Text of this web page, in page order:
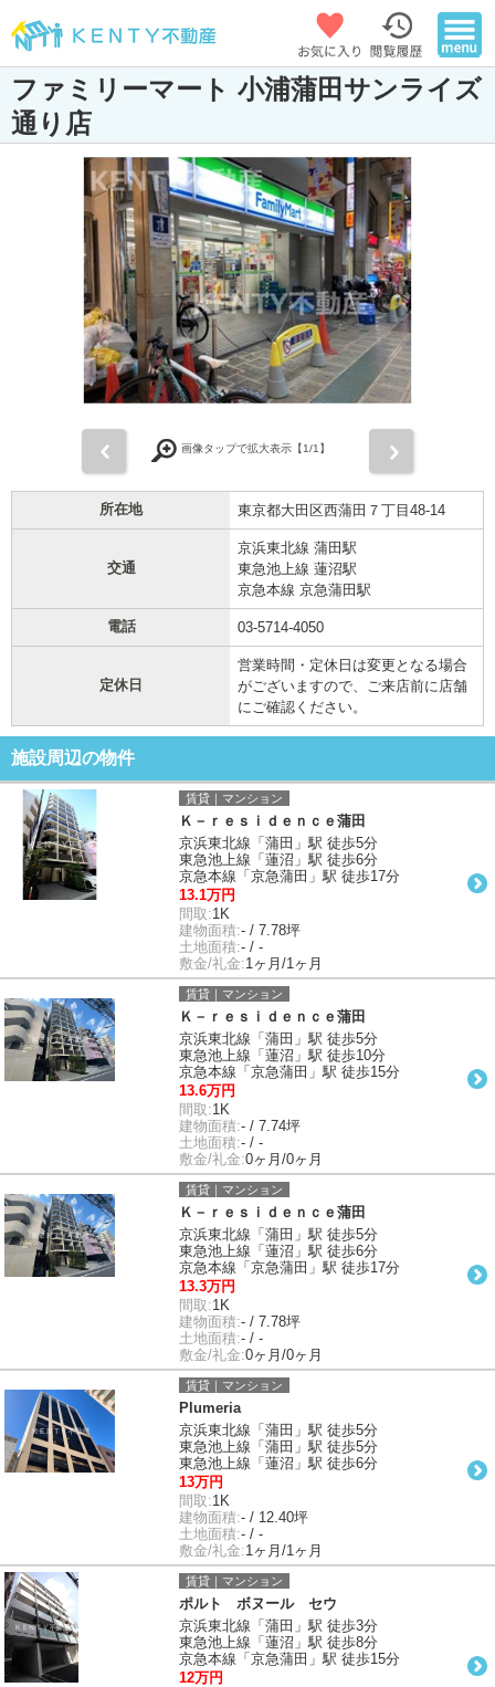
ファミリーマート 小浦蒲田サンライズ
通り店
画像タップで拡大表示【1/1】
所在地 東京都大田区西蒲田７丁目48-14
交通
京浜東北線 蒲田駅
東急池上線 蓮沼駅
京急本線 京急蒲田駅
電話 03-5714-4050
定休日
営業時間・定休日は変更となる場合
がございますので、ご来店前に店舗
にご確認ください。
施設周辺の物件
賃貸｜マンション
Ｋ－ｒｅｓｉｄｅｎｃｅ蒲田
京浜東北線「蒲田」駅 徒歩5分
東急池上線「蓮沼」駅 徒歩6分
京急本線「京急蒲田」駅 徒歩17分
13.1万円
間取:1K
建物面積:- / 7.78坪
土地面積:- / -
敷金/礼金:1ヶ月/1ヶ月
賃貸｜マンション
Ｋ－ｒｅｓｉｄｅｎｃｅ蒲田
京浜東北線「蒲田」駅 徒歩5分
東急池上線「蓮沼」駅 徒歩10分
京急本線「京急蒲田」駅 徒歩15分
13.6万円
間取:1K
建物面積:- / 7.74坪
土地面積:- / -
敷金/礼金:0ヶ月/0ヶ月
賃貸｜マンション
Ｋ－ｒｅｓｉｄｅｎｃｅ蒲田
京浜東北線「蒲田」駅 徒歩5分
東急池上線「蓮沼」駅 徒歩6分
京急本線「京急蒲田」駅 徒歩17分
13.3万円
間取:1K
建物面積:- / 7.78坪
土地面積:- / -
敷金/礼金:0ヶ月/0ヶ月
賃貸｜マンション
Plumeria
京浜東北線「蒲田」駅 徒歩5分
東急池上線「蒲田」駅 徒歩5分
東急池上線「蓮沼」駅 徒歩6分
13万円
間取:1K
建物面積:- / 12.40坪
土地面積:- / -
敷金/礼金:1ヶ月/1ヶ月
賃貸｜マンション
ポルト ボヌール セウ
京浜東北線「蒲田」駅 徒歩3分
東急池上線「蓮沼」駅 徒歩8分
京急本線「京急蒲田」駅 徒歩15分
12万円